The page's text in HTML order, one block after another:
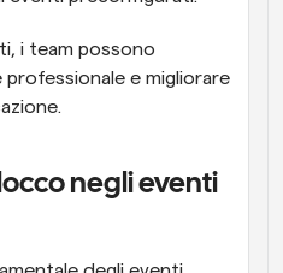
i team possono
professionale e migliorare
negli eventi